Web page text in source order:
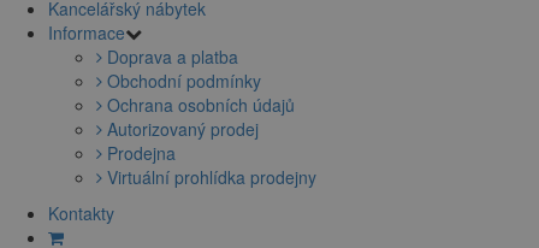
Kancelářský nábytek
Informace
Doprava a platba
Obchodní podmínky
Ochrana osobních údajů
Autorizovaný prodej
Prodejna
Virtuální prohlídka prodejny
Kontakty